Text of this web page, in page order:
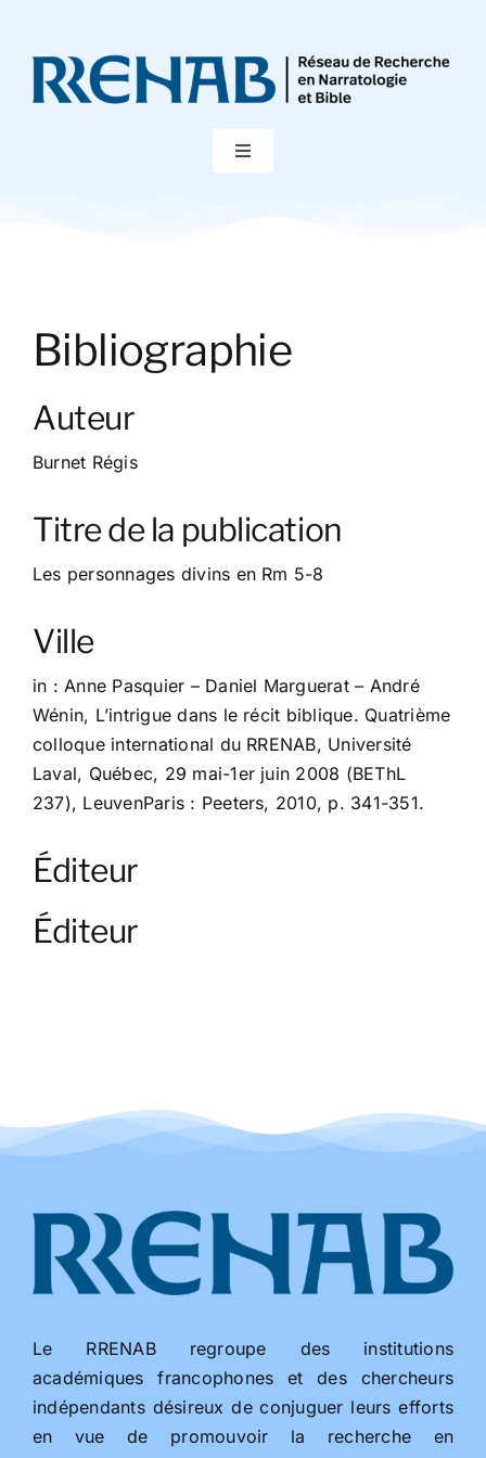
contenu
Toggle
Publications
Bibliographie
Contact
Bibliographie
Auteur
Burnet Régis
Titre de la publication
Les personnages divins en Rm 5-8
Ville
in : Anne Pasquier – Daniel Marguerat – André
Wénin, L’intrigue dans le récit biblique. Quatrième
colloque international du RRENAB, Université
Laval, Québec, 29 mai-1er juin 2008 (BEThL
237), LeuvenParis : Peeters, 2010, p. 341-351.
Éditeur
Éditeur
Le RRENAB regroupe des institutions
académiques francophones et des chercheurs
indépendants désireux de conjuguer leurs efforts
en vue de promouvoir la recherche en